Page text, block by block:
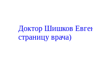
Доктор Шишков
страницу врача)